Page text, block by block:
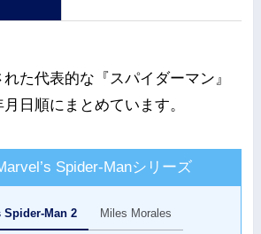
た代表的な『スパイダーマン』
日順にまとめています。
Spider-Manシリーズ
Spider-Man 2 Miles Morales